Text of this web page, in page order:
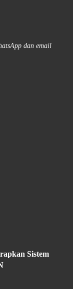
dan email
Sistem